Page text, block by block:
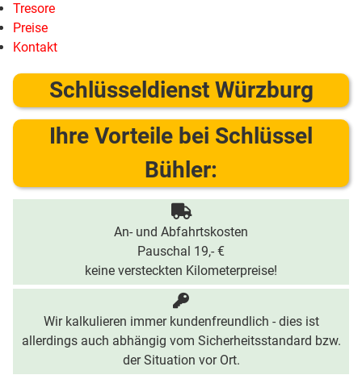
Tresore
Preise
Kontakt
Schlüsseldienst Würzburg
Ihre Vorteile bei Schlüssel
Bühler:
An- und Abfahrtskosten
Pauschal 19,- €
keine versteckten Kilometerpreise!
Wir kalkulieren immer kundenfreundlich - dies ist
allerdings auch abhängig vom Sicherheitsstandard bzw.
der Situation vor Ort.